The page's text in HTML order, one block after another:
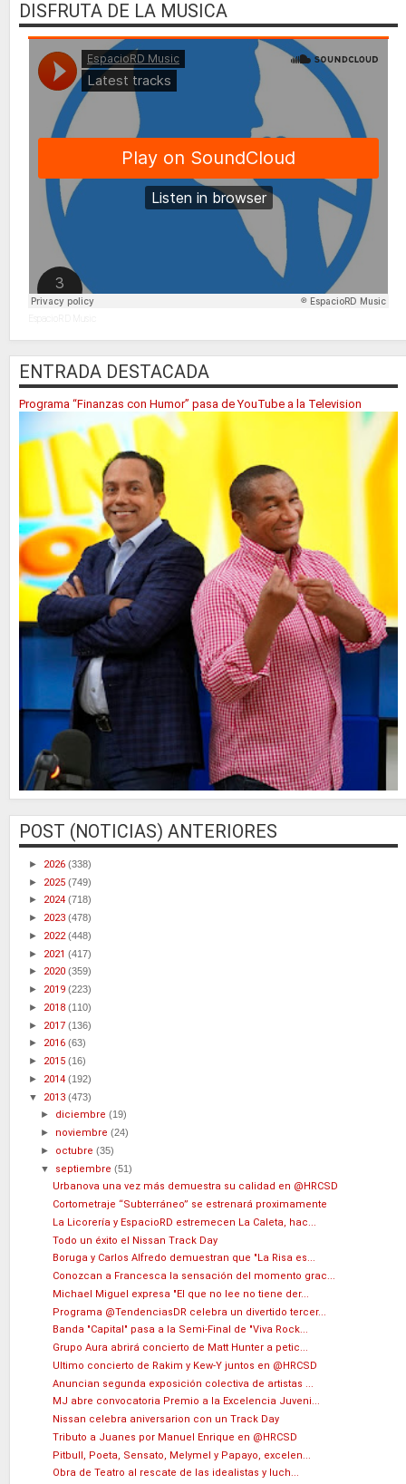
DISFRUTA DE LA MUSICA
ENTRADA DESTACADA
Programa “Finanzas con Humor” pasa de YouTube a la Television
POST (NOTICIAS) ANTERIORES
► 2026 (338)
► 2025 (749)
► 2024 (718)
► 2023 (478)
► 2022(448)
► 2021 (417)
► 2020 (359)
► 2019 (223)
► 2018 (110)
► 2017 (136)
► 2016 (63)
► 2015 (16)
► 2014 (192)
▼ 2013 (473)
► diciembre(19)
► noviembre(24)
► octubre(35)
▼ septiembre(51)
Urbanova una vez más demuestra su calidad en @HRCSD
Cortometraje “Subterráneo” se estrenará proximamente
La Licorería y EspacioRD estremecen La Caleta, hac...
Todo un éxito el Nissan Track Day
Boruga y Carlos Alfredo demuestran que "La Risa es...
Conozcan a Francesca la sensación del momento grac...
Michael Miguel expresa "El que no lee no tiene der...
Programa @TendenciasDR celebra un divertido tercer...
Banda "Capital" pasa a la Semi-Final de "Viva Rock...
Grupo Aura abrirá concierto de Matt Hunter a petic...
Ultimo concierto de Rakim y Kew-Y juntos en @HRCSD
Anuncian segunda exposición colectiva de artistas ...
MJ abre convocatoria Premio a la Excelencia Juveni...
Nissan celebra aniversarion con un Track Day
Tributo a Juanes por Manuel Enrique en @HRCSD
Pitbull, Poeta, Sensato, Melymel y Papayo, excelen...
Obra de Teatro al rescate de las idealistas y luch...